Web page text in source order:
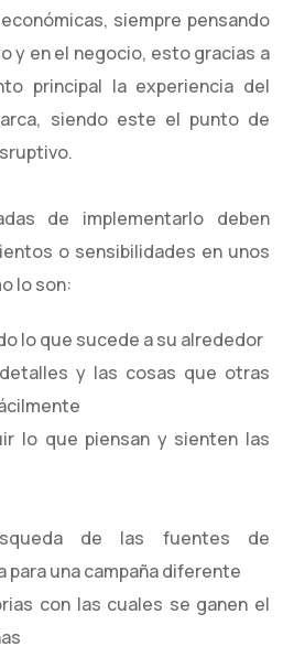
siempre pensando
y en el negocio, esto gracias a
principal la experiencia del
siendo este el punto de
de implementarlo deben
o sensibilidades en unos
lo son:
lo que sucede a su alrededor
y las cosas que otras
lo que piensan y sienten las
de las fuentes de
para una campaña diferente
con las cuales se ganen el